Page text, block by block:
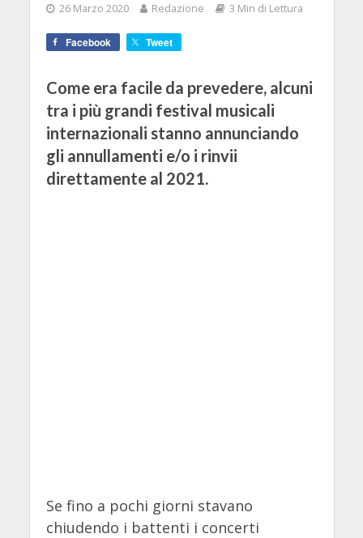
26 Marzo 2020 Redazione 3 Min di Lettura
Facebook Tweet
Come era facile da prevedere, alcuni
tra i più grandi festival musicali
internazionali stanno annunciando
gli annullamenti e/o i rinvii
direttamente al 2021.
Se fino a pochi giorni stavano
chiudendo i battenti i concerti